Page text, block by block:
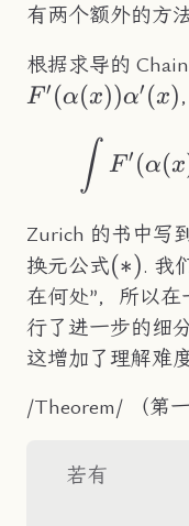
有两个额外的方
根据求导的 Chain
F ′ (α(x))α′ (x)
∫ F ′ (α(x
Zurich 的书中写
换元公式(*)
(∗). 我
在何处”，所以
行了进一步的细
这增加了理解难
/Theorem/ （第一
若有